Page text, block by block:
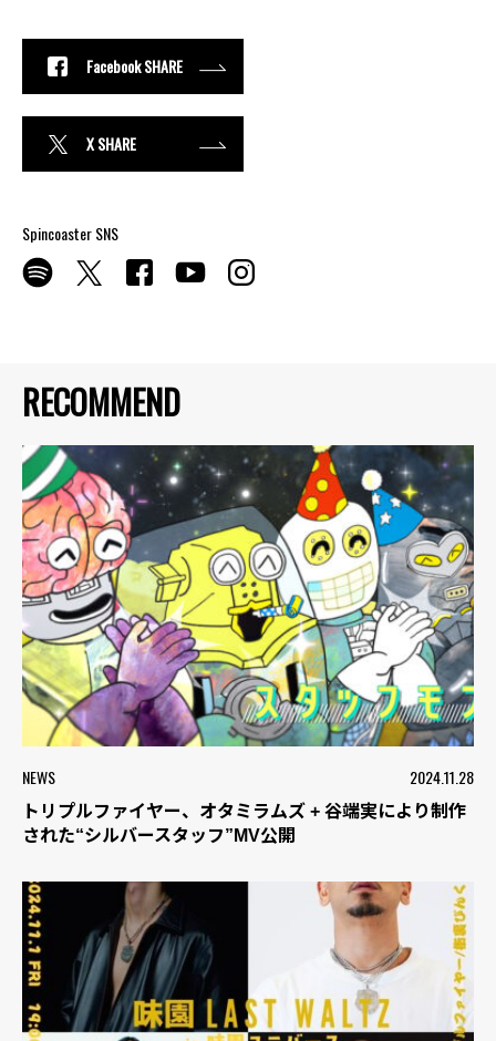
RECOMMEND
NEWS 2024.11.28
トリプルファイヤー、オタミラムズ + 谷端実により制作
された“シルバースタッフ”MV公開
Facebook SHARE
X SHARE
Spincoaster SNS